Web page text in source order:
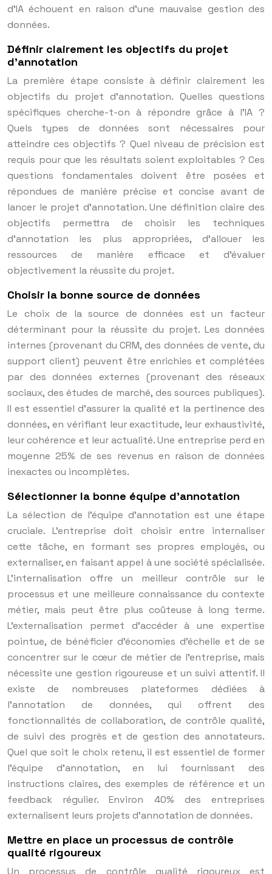
d’IA échouent en raison d’une mauvaise gestion des
données.
Définir clairement les objectifs du projet
d’annotation
La première étape consiste à définir clairement les
objectifs du projet d’annotation. Quelles questions
spécifiques cherche-t-on à répondre grâce à l’IA ?
Quels types de données sont nécessaires pour
atteindre ces objectifs ? Quel niveau de précision est
requis pour que les résultats soient exploitables ? Ces
questions fondamentales doivent être posées et
répondues de manière précise et concise avant de
lancer le projet d’annotation. Une définition claire des
objectifs permettra de choisir les techniques
d’annotation les plus appropriées, d’allouer les
ressources de manière efficace et d’évaluer
objectivement la réussite du projet.
Choisir la bonne source de données
Le choix de la source de données est un facteur
déterminant pour la réussite du projet. Les données
internes (provenant du CRM, des données de vente, du
support client) peuvent être enrichies et complétées
par des données externes (provenant des réseaux
sociaux, des études de marché, des sources publiques).
Il est essentiel d’assurer la qualité et la pertinence des
données, en vérifiant leur exactitude, leur exhaustivité,
leur cohérence et leur actualité. Une entreprise perd en
moyenne 25% de ses revenus en raison de données
inexactes ou incomplètes.
Sélectionner la bonne équipe d’annotation
La sélection de l’équipe d’annotation est une étape
cruciale. L’entreprise doit choisir entre internaliser
cette tâche, en formant ses propres employés, ou
externaliser, en faisant appel à une société spécialisée.
L’internalisation offre un meilleur contrôle sur le
processus et une meilleure connaissance du contexte
métier, mais peut être plus coûteuse à long terme.
L’externalisation permet d’accéder à une expertise
pointue, de bénéficier d’économies d’échelle et de se
concentrer sur le cœur de métier de l’entreprise, mais
nécessite une gestion rigoureuse et un suivi attentif. Il
existe de nombreuses plateformes dédiées à
l’annotation de données, qui offrent des
fonctionnalités de collaboration, de contrôle qualité,
de suivi des progrès et de gestion des annotateurs.
Quel que soit le choix retenu, il est essentiel de former
l’équipe d’annotation, en lui fournissant des
instructions claires, des exemples de référence et un
feedback régulier. Environ 40% des entreprises
externalisent leurs projets d’annotation de données.
Mettre en place un processus de contrôle
qualité rigoureux
Un processus de contrôle qualité rigoureux est